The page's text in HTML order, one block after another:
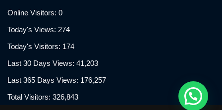
Online Visitors: 0
Today's Views: 274
Today's Visitors: 174
Last 30 Days Views: 41,203
Last 365 Days Views: 176,257
Total Visitors: 326,843